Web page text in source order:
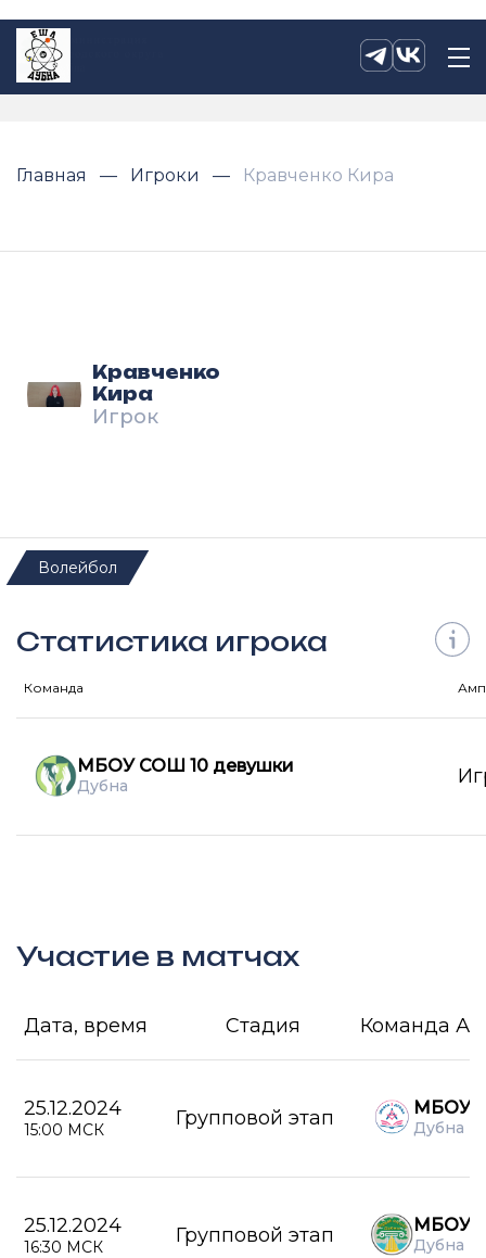
Главная Игроки Кравченко Кира
Кравченко
Кира
Игрок
Волейбол
Статистика игрока
Команда
МБОУ СОШ 10 девушки
Дубна
Участие в матчах
Дата, время Стадия Команда А
25.12.2024
15:00 МСК Групповой этап МБОУ
Дубна
25.12.2024
16:30 МСК Групповой этап МБОУ
Дубна